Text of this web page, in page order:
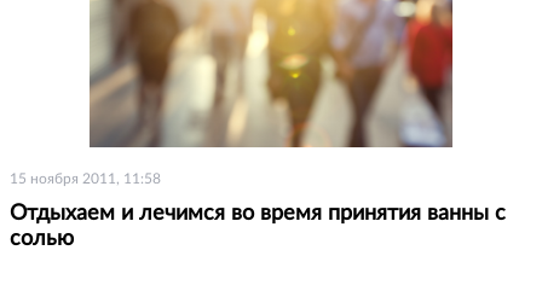
15 ноября 2011, 11:58
Отдыхаем и лечимся во время принятия ванны с
солью